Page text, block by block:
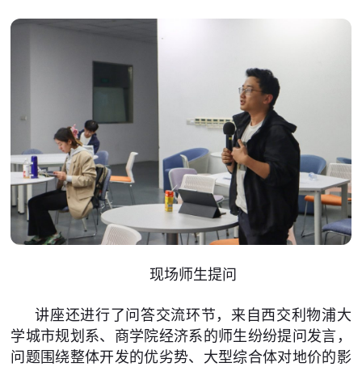
现场师生提问
讲座还进行了问答交流环节，来自西交利物浦大
学城市规划系、商学院经济系的师生纷纷提问发言，
问题围绕整体开发的优劣势、大型综合体对地价的影